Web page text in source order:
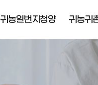
귀농일번지청양 귀농귀
귀농귀촌 준비절차